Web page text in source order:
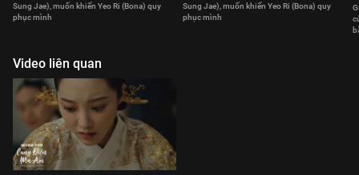
Sung Jae), muốn khiến Yeo Ri (Bona) quy
phục mình
Sung Jae), muốn khiến Yeo Ri (Bona) quy
phục mình
Video liên quan